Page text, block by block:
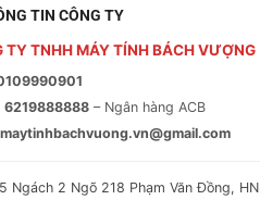
TIN CÔNG TY
TY TNHH MÁY TÍNH BÁCH VƯỢNG
6219888888 – Ngân hàng ACB
maytinhbachvuong.vn@gmail.com
Ngách 2 Ngõ 218 Phạm Văn Đồng, HN